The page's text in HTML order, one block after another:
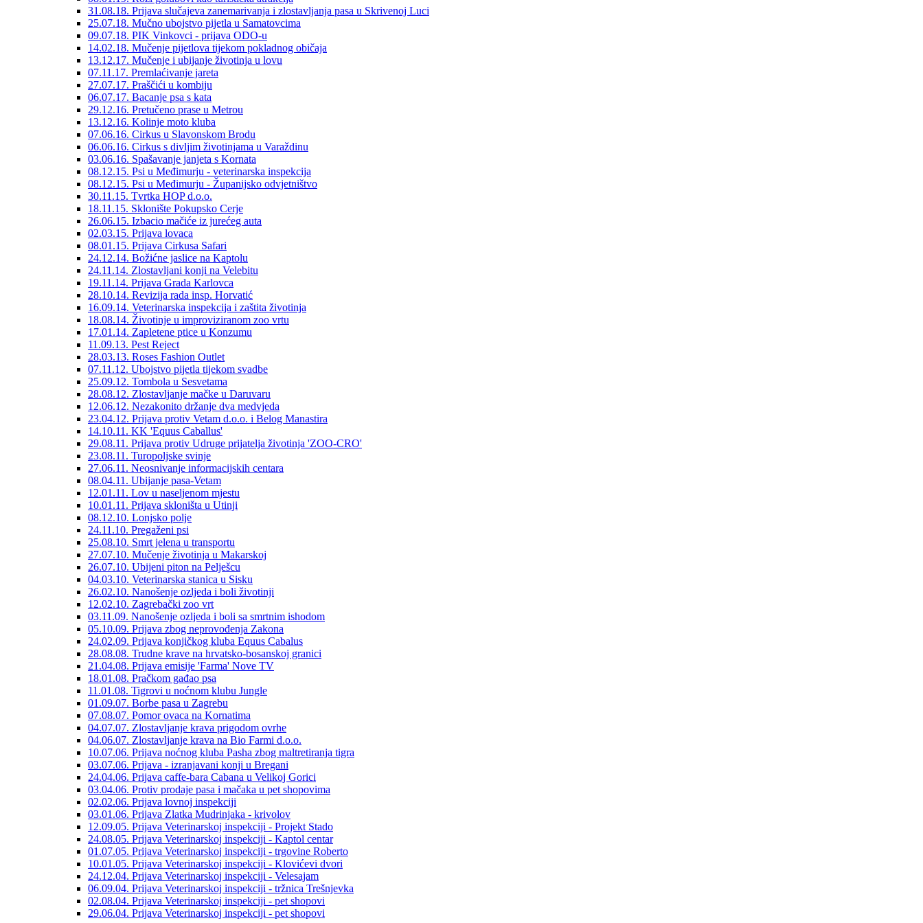
31.08.18. Prijava slučajeva zanemarivanja i zlostavljanja pasa u Skrivenoj Luci
25.07.18. Mučno ubojstvo pijetla u Samatovcima
09.07.18. PIK Vinkovci - prijava ODO-u
14.02.18. Mučenje pijetlova tijekom pokladnog običaja
13.12.17. Mučenje i ubijanje životinja u lovu
07.11.17. Premlaćivanje jareta
27.07.17. Praščići u kombiju
06.07.17. Bacanje psa s kata
29.12.16. Pretučeno prase u Metrou
13.12.16. Kolinje moto kluba
07.06.16. Cirkus u Slavonskom Brodu
06.06.16. Cirkus s divljim životinjama u Varaždinu
03.06.16. Spašavanje janjeta s Kornata
08.12.15. Psi u Međimurju - veterinarska inspekcija
08.12.15. Psi u Međimurju - Županijsko odvjetništvo
30.11.15. Tvrtka HOP d.o.o.
18.11.15. Sklonište Pokupsko Cerje
26.06.15. Izbacio mačiće iz jurećeg auta
02.03.15. Prijava lovaca
08.01.15. Prijava Cirkusa Safari
24.12.14. Božićne jaslice na Kaptolu
24.11.14. Zlostavljani konji na Velebitu
19.11.14. Prijava Grada Karlovca
28.10.14. Revizija rada insp. Horvatić
16.09.14. Veterinarska inspekcija i zaštita životinja
18.08.14. Životinje u improviziranom zoo vrtu
17.01.14. Zapletene ptice u Konzumu
11.09.13. Pest Reject
28.03.13. Roses Fashion Outlet
07.11.12. Ubojstvo pijetla tijekom svadbe
25.09.12. Tombola u Sesvetama
28.08.12. Zlostavljanje mačke u Daruvaru
12.06.12. Nezakonito držanje dva medvjeda
23.04.12. Prijava protiv Vetam d.o.o. i Belog Manastira
14.10.11. KK 'Equus Caballus'
29.08.11. Prijava protiv Udruge prijatelja životinja 'ZOO-CRO'
23.08.11. Turopoljske svinje
27.06.11. Neosnivanje informacijskih centara
08.04.11. Ubijanje pasa-Vetam
12.01.11. Lov u naseljenom mjestu
10.01.11. Prijava skloništa u Utinji
08.12.10. Lonjsko polje
24.11.10. Pregaženi psi
25.08.10. Smrt jelena u transportu
27.07.10. Mučenje životinja u Makarskoj
26.07.10. Ubijeni piton na Pelješcu
04.03.10. Veterinarska stanica u Sisku
26.02.10. Nanošenje ozljeda i boli životinji
12.02.10. Zagrebački zoo vrt
03.11.09. Nanošenje ozljeda i boli sa smrtnim ishodom
05.10.09. Prijava zbog neprovođenja Zakona
24.02.09. Prijava konjičkog kluba Equus Cabalus
28.08.08. Trudne krave na hrvatsko-bosanskoj granici
21.04.08. Prijava emisije 'Farma' Nove TV
18.01.08. Pračkom gađao psa
11.01.08. Tigrovi u noćnom klubu Jungle
01.09.07. Borbe pasa u Zagrebu
07.08.07. Pomor ovaca na Kornatima
04.07.07. Zlostavljanje krava prigodom ovrhe
04.06.07. Zlostavljanje krava na Bio Farmi d.o.o.
10.07.06. Prijava noćnog kluba Pasha zbog maltretiranja tigra
03.07.06. Prijava - izranjavani konji u Bregani
24.04.06. Prijava caffe-bara Cabana u Velikoj Gorici
03.04.06. Protiv prodaje pasa i mačaka u pet shopovima
02.02.06. Prijava lovnoj inspekciji
03.01.06. Prijava Zlatka Mudrinjaka - krivolov
12.09.05. Prijava Veterinarskoj inspekciji - Projekt Stado
24.08.05. Prijava Veterinarskoj inspekciji - Kaptol centar
01.07.05. Prijava Veterinarskoj inspekciji - trgovine Roberto
10.01.05. Prijava Veterinarskoj inspekciji - Klovićevi dvori
24.12.04. Prijava Veterinarskoj inspekciji - Velesajam
06.09.04. Prijava Veterinarskoj inspekciji - tržnica Trešnjevka
02.08.04. Prijava Veterinarskoj inspekciji - pet shopovi
29.06.04. Prijava Veterinarskoj inspekciji - pet shopovi